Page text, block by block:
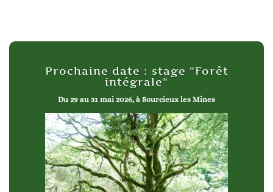
Prochaine date : stage "Forêt
intégrale"
Du 29 au 31 mai 2026, à Sourcieux les Mines